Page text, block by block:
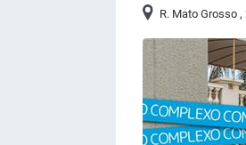
R. Mato Grosso